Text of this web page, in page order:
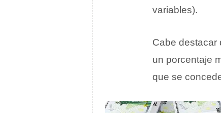
variables).
Cabe destacar
un porcentaje
que se